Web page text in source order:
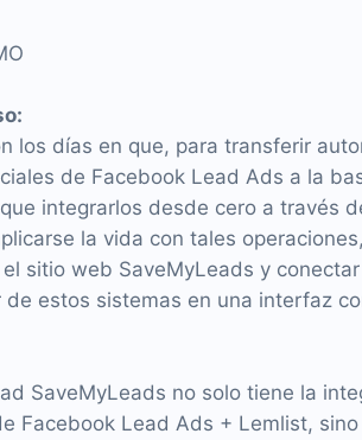
los días en que, para transferir
de Facebook Lead Ads a la
integrarlos desde cero a través
la vida con tales
sitio web SaveMyLeads y
de estos sistemas en una interfaz
SaveMyLeads no solo tiene la
Facebook Lead Ads + Lemlist,